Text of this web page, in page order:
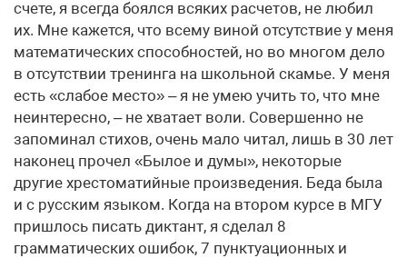
счете, я всегда боялся всяких расчетов, не любил
их. Мне кажется, что всему виной отсутствие у меня
математических способностей, но во многом дело
в отсутствии тренинга на школьной скамье. У меня
есть «слабое место» – я не умею учить то, что мне
неинтересно, – не хватает воли. Совершенно не
запоминал стихов, очень мало читал, лишь в 30 лет
наконец прочел «Былое и думы», некоторые
другие хрестоматийные произведения. Беда была
и с русским языком. Когда на втором курсе в МГУ
пришлось писать диктант, я сделал 8
грамматических ошибок, 7 пунктуационных и